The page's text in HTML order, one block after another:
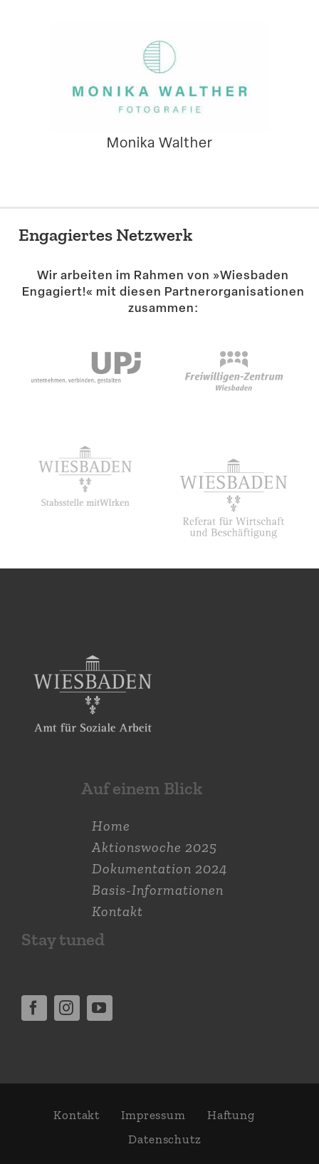
Monika Walther
Engagiertes Netzwerk
Wir arbeiten im Rahmen von »Wiesbaden
Engagiert!« mit diesen Partner­or­ga­ni­sa­tionen
zusammen:
Auf einem Blick
Home
Aktions­woche 2025
Dokumen­tation 2024
Basis-Informationen
Kontakt
Stay tuned
Kontakt Impressum
Haftung
Daten­schutz